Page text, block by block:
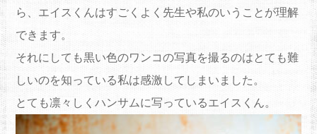
ら、 エイス くんはすごくよく先生や私のいうことが理解
できます。
それにしても黒い色のワンコの写真を撮るのはとても難
しいのを知っている私は感激してしまいま した 。
とても凛々しくハンサムに写っているエイス くん。